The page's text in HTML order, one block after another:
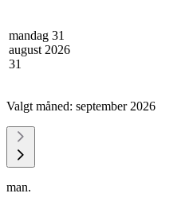
mandag 31
august 2026
31
Valgt måned: september 2026
man.